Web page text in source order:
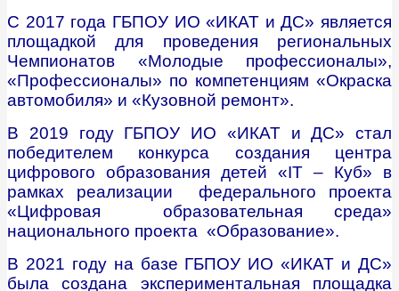
С 2017 года ГБПОУ ИО «ИКАТ и ДС» является
площадкой для проведения региональных
Чемпионатов «Молодые профессионалы»,
«Профессионалы» по компетенциям «Окраска
автомобиля» и «Кузовной ремонт».
В 2019 году ГБПОУ ИО «ИКАТ и ДС» стал
победителем конкурса создания центра
цифрового образования детей «IT – Куб» в
рамках реализации федерального проекта
«Цифровая образовательная среда»
национального проекта «Образование».
В 2021 году на базе ГБПОУ ИО «ИКАТ и ДС»
была создана экспериментальная площадка